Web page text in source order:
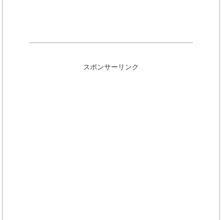
スポンサーリンク